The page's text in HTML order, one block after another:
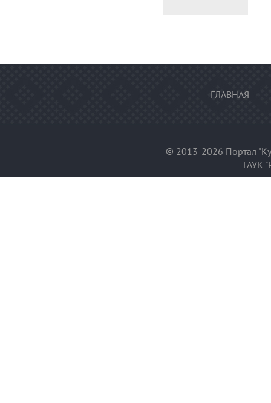
ГЛАВНАЯ
© 2013-2026 Портал
ГАУК